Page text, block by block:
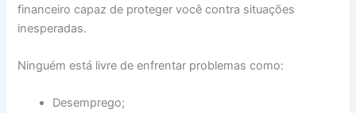
financeiro capaz de proteger você contra situações
inesperadas.
Ninguém está livre de enfrentar problemas como:
Desemprego;